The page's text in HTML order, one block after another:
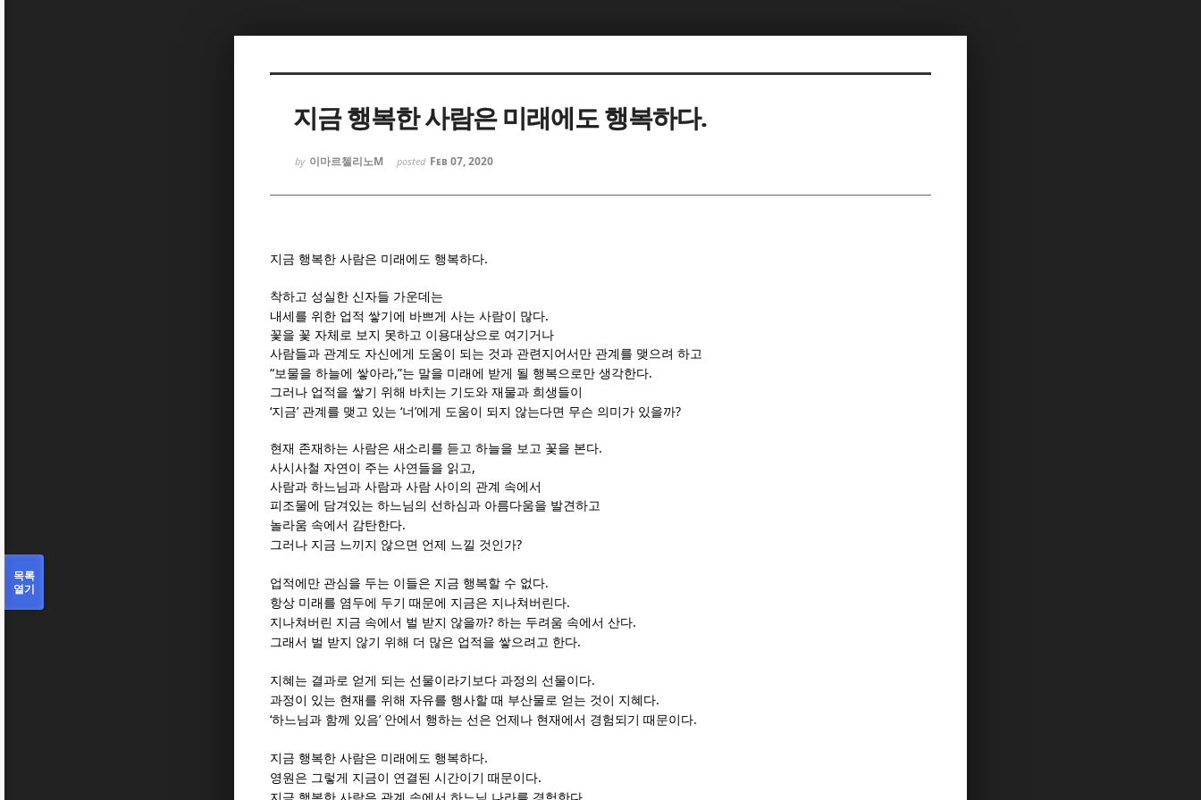
지금 행복한 사람은 미래에도 행복하다.
by 이마르첼리노M posted Feb 07, 2020
지금 행복한 사람은 미래에도 행복하다.
착하고 성실한 신자들 가운데는
내세를 위한 업적 쌓기에 바쁘게 사는 사람이 많다.
꽃을 꽃 자체로 보지 못하고 이용대상으로 여기거나
사람들과 관계도 자신에게 도움이 되는 것과 관련지어서만 관계를 맺으려 하고
“보물을 하늘에 쌓아라,”는 말을 미래에 받게 될 행복으로만 생각한다.
그러나 업적을 쌓기 위해 바치는 기도와 재물과 희생들이
‘지금’ 관계를 맺고 있는 ‘너 ’에게 도움이 되지 않는다면 무슨 의미가 있을까?
현재 존재하는 사람은 새소리를 듣고 하늘을 보고 꽃을 본다.
사시사철 자연이 주는 사연들을 읽고,
사람과 하느님과 사람과 사람 사이의 관계 속에서
피조물에 담겨있는 하느님의 선하심과 아름다움을 발견하고
놀라움 속에서 감탄한다.
그러나 지금 느끼지 않으면 언제 느낄 것인가?
업적에만 관심을 두는 이들은 지금 행복할 수 없다.
항상 미래를 염두에 두기 때문에 지금은 지나쳐버린다.
지나쳐버린 지금 속에서 벌 받지 않을까? 하는 두려움 속에서 산다.
그래서 벌 받지 않기 위해 더 많은 업적을 쌓으려고 한다.
지혜는 결과로 얻게 되는 선물이라기보다 과정의 선물이다.
과정이 있는 현재를 위해 자유를 행사할 때 부산물로 얻는 것이 지혜다.
‘하느님과 함께 있음’ 안에서 행하는 선은 언제나 현재에서 경험되기 때문이다.
지금 행복한 사람은 미래에도 행복하다.
영원은 그렇게 지금이 연결된 시간이기 때문이다.
목록
열기
Sketchbook5, 스케치북5
Sketchbook5, 스케치북5